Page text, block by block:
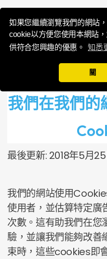
如果您繼續瀏覽我們的網站
cookie以方便您使用本網站
供符合您興趣的優惠。
知悉
關
我們在我們的
最後更新: 2018年5月
我們的網站使用
使用者，並估算特定廣
次數。這有助我們在您
驗，並讓我們能夠改善
束時，這些cookies即